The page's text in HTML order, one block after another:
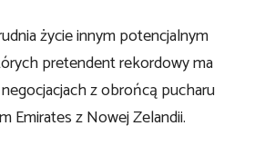
życie innym potencjalnym
pretendent rekordowy ma
z obrońcą pucharu
Emirates z Nowej Zelandii.